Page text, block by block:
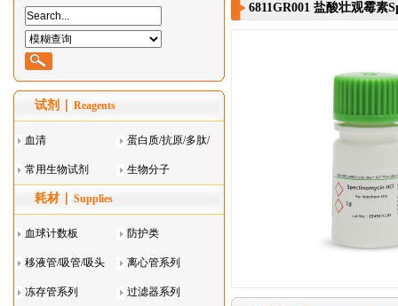
试剂 Reagents
血清 蛋白质/抗原/多肽/
酶
常用生物试剂 生物分子
耗材 Supplies
血球计数板 防护类
移液管/吸管/吸头
系列
离心管系列
冻存管系列 过滤器系列
6811GR001 盐酸壮观霉